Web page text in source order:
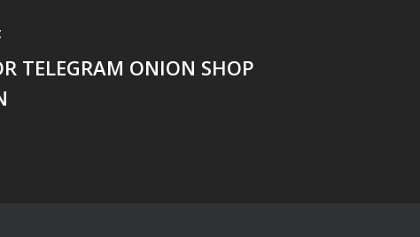
TELEGRAM ONION SHOP